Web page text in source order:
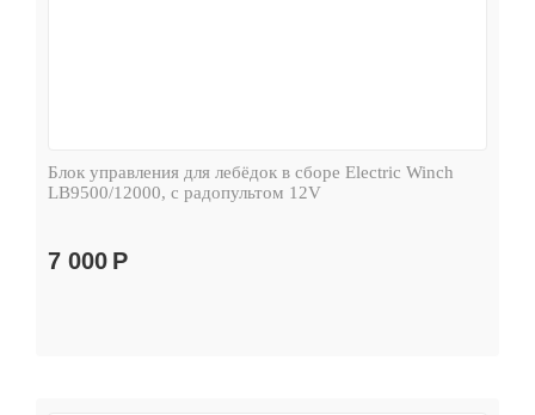
Блок управления для лебёдок в сборе Electric Winch
LB9500/12000, с радопультом 12V
7 000 Р